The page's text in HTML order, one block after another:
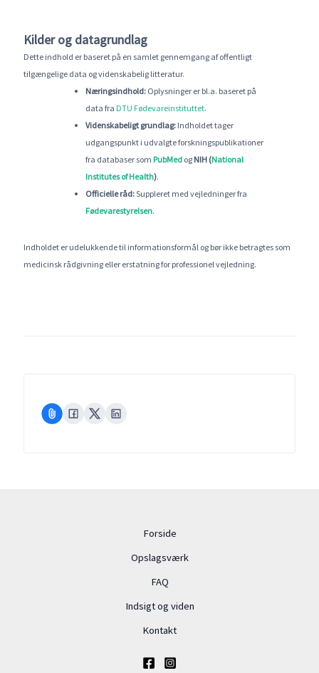
Kilder og datagrundlag
Dette indhold er baseret på en samlet gennemgang af offentligt
tilgængelige data og videnskabelig litteratur.
Næringsindhold:Oplysninger er bl.a. baseret på
data fra DTU Fødevareinstituttet.
Videnskabeligt grundlag:Indholdet tager
udgangspunkt i udvalgte forskningspublikationer
fra databaser som PubMed og NIH (National
Institutes of Health).
Officielle råd:Suppleret med vejledninger fra
Fødevarestyrelsen.
Indholdet er udelukkende til informationsformål og bør ikke betragtes som
medicinsk rådgivning eller erstatning for professionel vejledning.
Forside
Opslagsværk
FAQ
Indsigt og viden
Kontakt